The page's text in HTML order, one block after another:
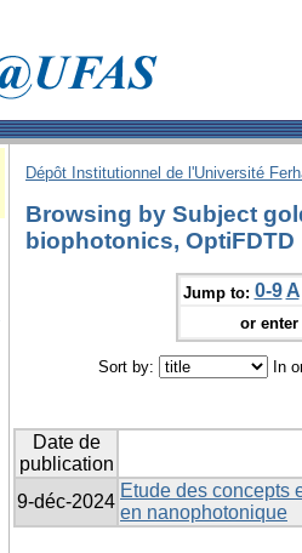
Dépôt Institutionnel de l'Université
Browsing by Subject
biophotonics, OptiFDTD
Jump to: 0-9 A
or
Sort by: In
Date de
publication
9-déc-2024
Etude des concepts
en nanophotonique